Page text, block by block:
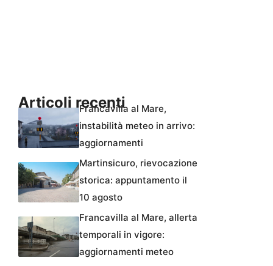
Articoli recenti
Francavilla al Mare,
instabilità meteo in arrivo:
aggiornamenti
Martinsicuro, rievocazione
storica: appuntamento il
10 agosto
Francavilla al Mare, allerta
temporali in vigore:
aggiornamenti meteo